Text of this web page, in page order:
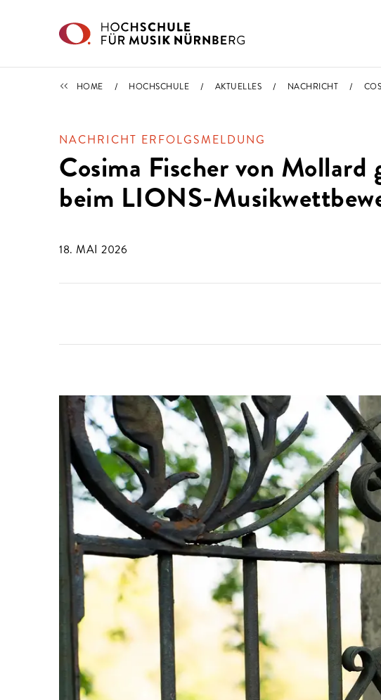
NACHRICHTEN
HOME HOCHSCHULE AKTUELLES NACHRICHT
NACHRICHT ERFOLGSMELDUNG
Cosima Fischer von Mollard
beim LIONS-
18. MAI 2026